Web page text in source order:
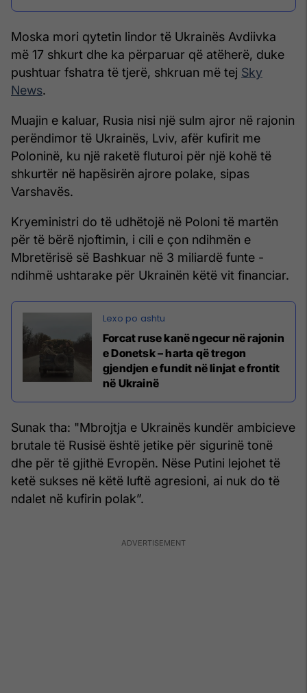
Moska mori qytetin lindor të Ukrainës Avdiivka
më 17 shkurt dhe ka përparuar që atëherë, duke
pushtuar fshatra të tjerë, shkruan më tej Sky
News.
Muajin e kaluar, Rusia nisi një sulm ajror në rajonin
perëndimor të Ukrainës, Lviv, afër kufirit me
Poloninë, ku një raketë fluturoi për një kohë të
shkurtër në hapësirën ajrore polake, sipas
Varshavës.
Kryeministri do të udhëtojë në Poloni të martën
për të bërë njoftimin, i cili e çon ndihmën e
Mbretërisë së Bashkuar në 3 miliardë funte -
ndihmë ushtarake për Ukrainën këtë vit financiar.
Forcat ruse kanë ngecur në rajonin
e Donetsk – harta që tregon
gjendjen e fundit në linjat e frontit
në Ukrainë
Sunak tha: "Mbrojtja e Ukrainës kundër ambicieve
brutale të Rusisë është jetike për sigurinë tonë
dhe për të gjithë Evropën. Nëse Putini lejohet të
ketë sukses në këtë luftë agresioni, ai nuk do të
ndalet në kufirin polak”.